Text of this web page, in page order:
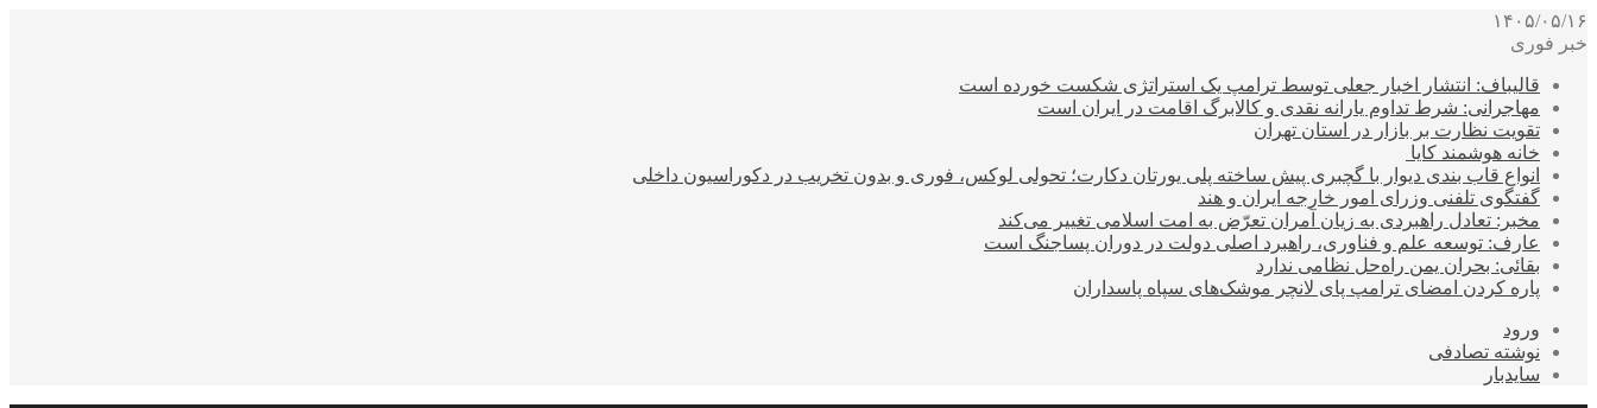
۱۴۰۵/۰۵/۱۶
خبر فوری
قالیباف: انتشار اخبار جعلی توسط ترامپ یک استراتژی شکست خورده است
مهاجرانی: شرط تداوم یارانه نقدی و کالابرگ اقامت در ایران است
تقویت نظارت بر بازار در استان تهران
خانه هوشمند کایا
انواع قاب بندی دیوار با گچبری پیش ساخته پلی یورتان دکارت؛ تحولی لوکس، فوری و بدون تخریب در دکوراسیون داخلی
گفتگوی تلفنی وزرای امور خارجه ایران و هند
مخبر: تعادل راهبردی به زیان آمران تعرّض به امت اسلامی تغییر می‌کند
عارف: توسعه علم و فناوری، راهبرد اصلی دولت در دوران پساجنگ است
بقائی: بحران یمن راه‌حل نظامی ندارد
پاره کردن امضای ترامپ پای لانچر موشک‌های سپاه پاسداران
ورود
نوشته تصادفی
سایدبار